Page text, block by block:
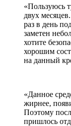
«Пользуюсь
двух
раз в день
заметен
хотите
хорошим
на данный
«Данное
жирнее,
Поэтому
пришлось